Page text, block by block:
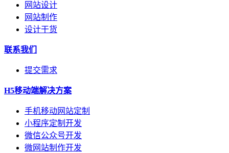
网站设计
网站制作
设计干货
联系我们
提交需求
H5移动端解决方案
手机移动网站定制
小程序定制开发
微信公众号开发
微网站制作开发